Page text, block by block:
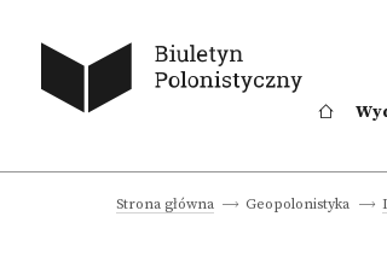
Strona główna Geopolonistyka